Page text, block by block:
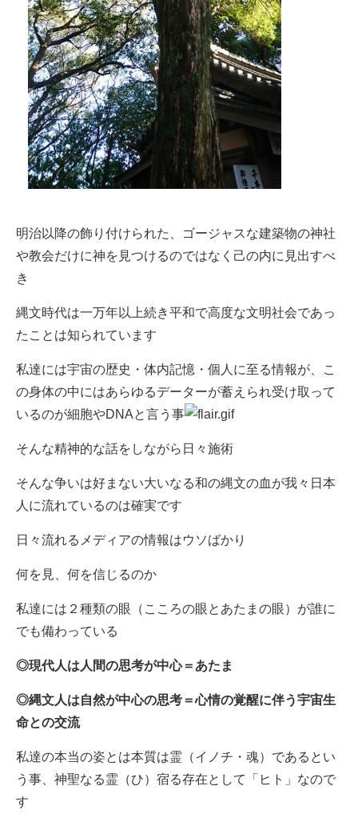
明治以降の飾り付けられた、ゴージャスな建築物の神社
や教会だけに神を見つけるのではなく己の内に見出すべ
き
縄文時代は一万年以上続き平和で高度な文明社会であっ
たことは知られています
私達には宇宙の歴史・体内記憶・個人に至る情報が、こ
の身体の中にはあらゆるデーターが蓄えられ受け取って
いるのが細胞やDNAと言う事
そんな精神的な話をしながら日々施術
そんな争いは好まない大いなる和の縄文の血が我々日本
人に流れているのは確実です
日々流れるメディアの情報はウソばかり
何を見、何を信じるのか
私達には２種類の眼（こころの眼とあたまの眼）が誰に
でも備わっている
◎現代人は人間の思考が中心＝あたま
◎縄文人は自然が中心の思考＝心情の覚醒に伴う宇宙生
命との交流
私達の本当の姿とは本質は霊（イノチ・魂）であるとい
う事、神聖なる霊（ひ）宿る存在として「ヒト」なので
す